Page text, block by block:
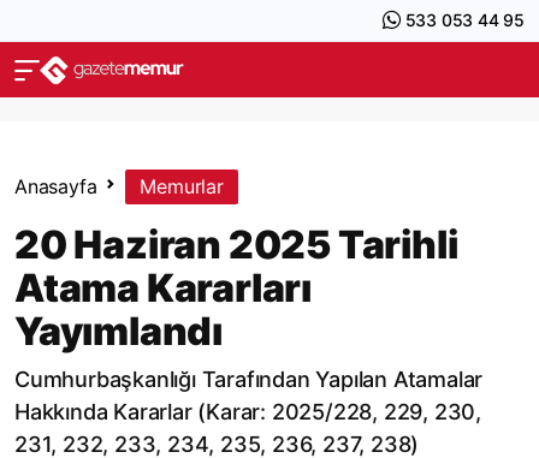
533 053 44 95
Anasayfa Memurlar
20 Haziran 2025 Tarihli
Atama Kararları
Yayımlandı
Cumhurbaşkanlığı Tarafından Yapılan Atamalar
Hakkında Kararlar (Karar: 2025/228, 229, 230,
231, 232, 233, 234, 235, 236, 237, 238)